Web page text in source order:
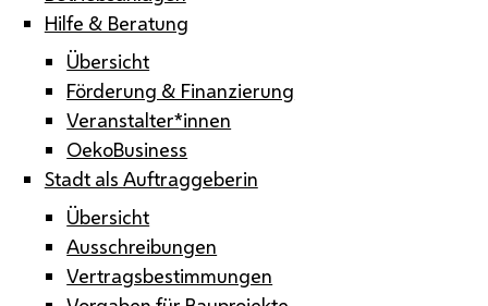
Hilfe & Beratung
Übersicht
Förderung & Finanzierung
Veranstalter*innen
OekoBusiness
Stadt als Auftraggeberin
Übersicht
Ausschreibungen
Vertragsbestimmungen